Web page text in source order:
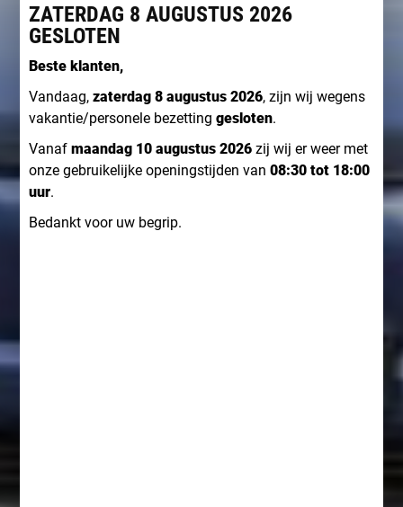
ZATERDAG 8 AUGUSTUS 2026
GESLOTEN
Beste klanten,
Vandaag, zaterdag 8 augustus 2026, zijn wij wegens
vakantie/personele bezetting gesloten.
Vanaf maandag 10 augustus 2026zij wij er weer met
onze gebruikelijke openingstijden van 08:30 tot 18:00
uur.
Bedankt voor uw begrip.